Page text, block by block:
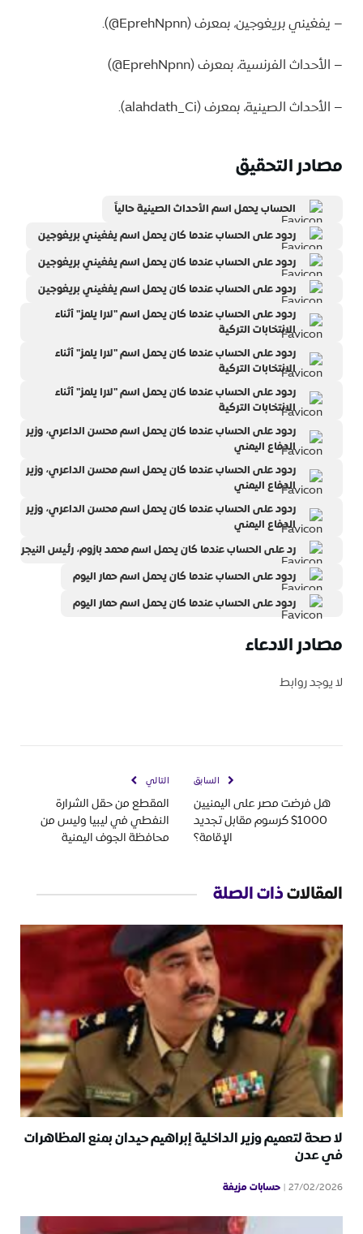
– يفغيني بريغوجين، بمعرف (EprehNpnn@).
– الأحداث الفرنسية، بمعرف (EprehNpnn@)
– الأحداث الصينية، بمعرف (alahdath_Ci).
مصادر التحقيق
الحساب يحمل اسم الأحداث الصينية حالياً
ردود على الحساب عندما كان يحمل اسم يفغيني بريغوجين
ردود على الحساب عندما كان يحمل اسم يفغيني بريغوجين
ردود على الحساب عندما كان يحمل اسم يفغيني بريغوجين
ردود على الحساب عندما كان يحمل اسم "لارا يلمز" أثناء
الانتخابات التركية
ردود على الحساب عندما كان يحمل اسم "لارا يلمز" أثناء
الانتخابات التركية
ردود على الحساب عندما كان يحمل اسم "لارا يلمز" أثناء
الانتخابات التركية
ردود على الحساب عندما كان يحمل اسم محسن الداعري، وزير
الدفاع اليمني
ردود على الحساب عندما كان يحمل اسم محسن الداعري، وزير
الدفاع اليمني
ردود على الحساب عندما كان يحمل اسم محسن الداعري، وزير
الدفاع اليمني
رد على الحساب عندما كان يحمل اسم محمد بازوم، رئيس النيجر
ردود على الحساب عندما كان يحمل اسم حمار اليوم
ردود على الحساب عندما كان يحمل اسم حمار اليوم
مصادر الادعاء
لا يوجد روابط
السابق
هل فرضت مصر على اليمنيين
1000$ كرسوم مقابل تجديد
الإقامة؟
التالي
المقطع من حقل الشرارة
النفطي في ليبيا وليس من
محافظة الجوف اليمنية
المقالاتذات الصلة
لا صحة لتعميم وزير الداخلية إبراهيم حيدان بمنع المظاهرات
في عدن
27/02/2026 حسابات مزيفة